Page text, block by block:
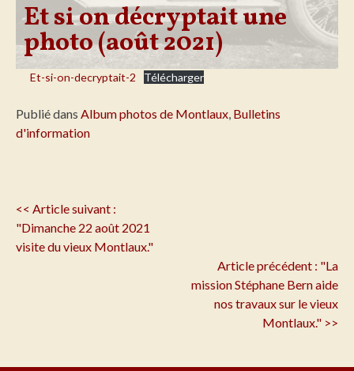
Et si on décryptait une
photo (août 2021)
Et-si-on-decryptait-2 Télécharger
Publié dans Album photos de Montlaux, Bulletins
d'information
Navigation
de
l'article
<< Article suivant :
"Dimanche 22 août 2021
visite du vieux Montlaux."
Article précédent : "La
mission Stéphane Bern aide
nos travaux sur le vieux
Montlaux." >>